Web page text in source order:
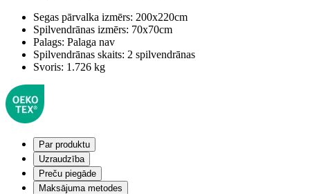
Segas pārvalka izmērs: 200x220cm
Spilvendrānas izmērs: 70x70cm
Palags: Palaga nav
Spilvendrānas skaits: 2 spilvendrānas
Svoris: 1.726 kg
Par produktu
Uzraudzība
Preču piegāde
Maksājuma metodes